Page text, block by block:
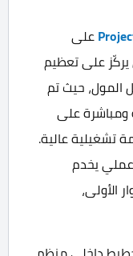
على
على تعظيم
المول، حيث تم
ومباشرة على
تشغيلية عالية.
عملي يخدم
الأولى،